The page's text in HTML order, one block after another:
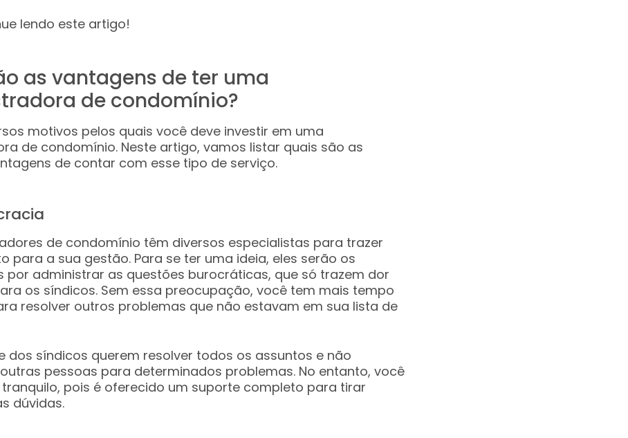
lendo este artigo!
as vantagens de ter uma
de condomínio?
motivos pelos quais você deve investir em uma
de condomínio. Neste artigo, vamos listar quais são as
de contar com esse tipo de serviço.
de condomínio têm diversos especialistas para trazer
para a sua gestão. Para se ter uma ideia, eles serão os
por administrar as questões burocráticas, que só trazem dor
os síndicos. Sem essa preocupação, você tem mais tempo
resolver outros problemas que não estavam em sua lista de
dos síndicos querem resolver todos os assuntos e não
pessoas para determinados problemas. No entanto, você
pois é oferecido um suporte completo para tirar
dúvidas.